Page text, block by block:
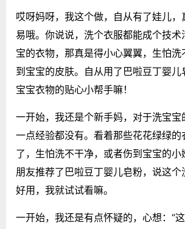
哎呀妈呀，我这个做，自从有了娃儿
易哦。你说说，洗个衣服都能成个技术
宝的衣物，那真是得小心翼翼，生怕洗
到宝宝的皮肤。自从用了巴啦豆丁婴儿
宝宝衣物的贴心小帮手嘛！
一开始，我还是个新手妈，对于洗宝宝
一点经验都没有。看着那些花花绿绿的
了，生怕洗不干净，或者伤到宝宝的小
朋友推荐了巴啦豆丁婴儿皂粉，说这个
好用，我就试试看嘛。
一开始，我还是有点怀疑的，心想：“